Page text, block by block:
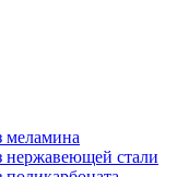
меламина
нержавеющей стали